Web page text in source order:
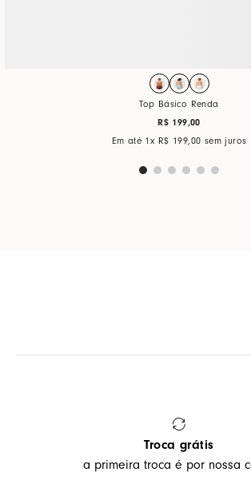
Top Básico Renda
R$ 199,00
Em até 1 x R$ 199,00 sem juros
Troca grátis
a primeira troca é por nossa